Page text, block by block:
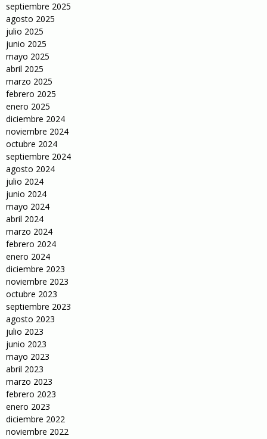
septiembre 2025
agosto 2025
julio 2025
junio 2025
mayo 2025
abril 2025
marzo 2025
febrero 2025
enero 2025
diciembre 2024
noviembre 2024
octubre 2024
septiembre 2024
agosto 2024
julio 2024
junio 2024
mayo 2024
abril 2024
marzo 2024
febrero 2024
enero 2024
diciembre 2023
noviembre 2023
octubre 2023
septiembre 2023
agosto 2023
julio 2023
junio 2023
mayo 2023
abril 2023
marzo 2023
febrero 2023
enero 2023
diciembre 2022
noviembre 2022